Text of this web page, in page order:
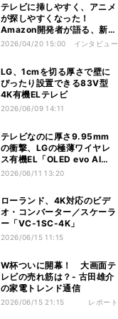
テレビに挿しやすく、アニメ
が探しやすくなった！
Amazon開発者が語る、新
「Fire TV Stick HD」の工
2026/04/20 15:00 インタビュー
LG、1cmを切る厚さで壁に
ぴったり設置できる83V型
4K有機ELテレビ
2026/06/09 14:11
テレビなのに厚さ9.95mm
の衝撃、LGの極薄ワイヤレ
ス有機EL「OLED evo AI
W6」を見てきた
2026/06/11 13:20
ローランド、4K対応のビデ
オ・コンバーター／スケーラ
ー「VC-1SC-4K」
2026/06/15 11:15
W杯ついに開幕！ 大画面テ
レビの売れ筋は？- 古田雄介
の家電トレンド通信
2026/06/15 21:15 レポート